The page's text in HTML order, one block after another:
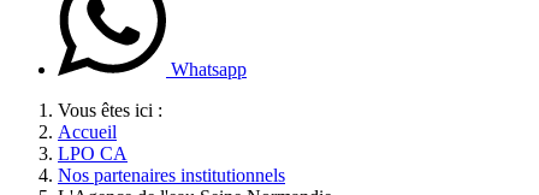
Whatsapp
Vous êtes ici :
Accueil
LPO CA
Nos partenaires institutionnels